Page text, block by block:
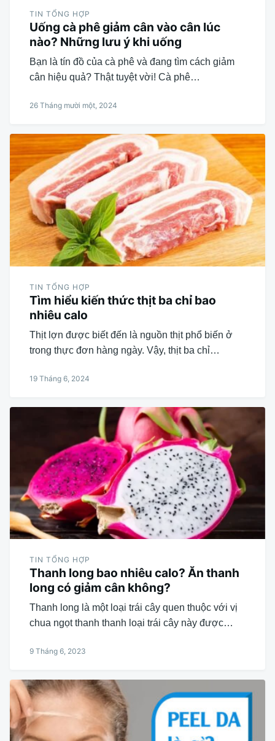
TIN TỔNG HỢP
Uống cà phê giảm cân vào cân lúc
nào? Những lưu ý khi uống
Bạn là tín đồ của cà phê và đang tìm cách giảm
cân hiệu quả? Thật tuyệt vời! Cà phê…
26 Tháng mười một, 2024
TIN TỔNG HỢP
Tìm hiểu kiến thức thịt ba chỉ bao
nhiêu calo
Thịt lợn được biết đến là nguồn thịt phổ biến ở
trong thực đơn hàng ngày. Vậy, thịt ba chỉ…
19 Tháng 6, 2024
TIN TỔNG HỢP
Thanh long bao nhiêu calo? Ăn thanh
long có giảm cân không?
Thanh long là một loại trái cây quen thuộc với vị
chua ngọt thanh thanh loại trái cây này được…
9 Tháng 6, 2023